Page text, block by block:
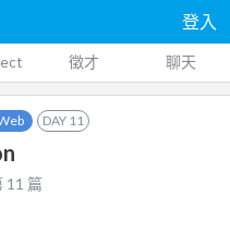
登入
徵才 聊天
DAY 11
11 篇